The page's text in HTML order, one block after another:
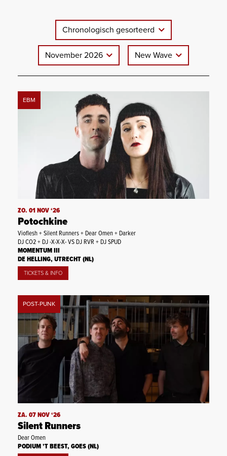
Chronologisch gesorteerd
November 2026 New Wave
EBM
ZO. 01 NOV ‘26
Potochkine
Vioflesh + Silent Runners + Dear Omen + Darker
DJ CO2 + DJ -X-X-X- VS DJ RVR + DJ SPUD
MOMENTUM III
DE HELLING, UTRECHT (NL)
TICKETS & INFO
POST-PUNK
ZA. 07 NOV ‘26
Silent Runners
Dear Omen
PODIUM ’T BEEST, GOES (NL)